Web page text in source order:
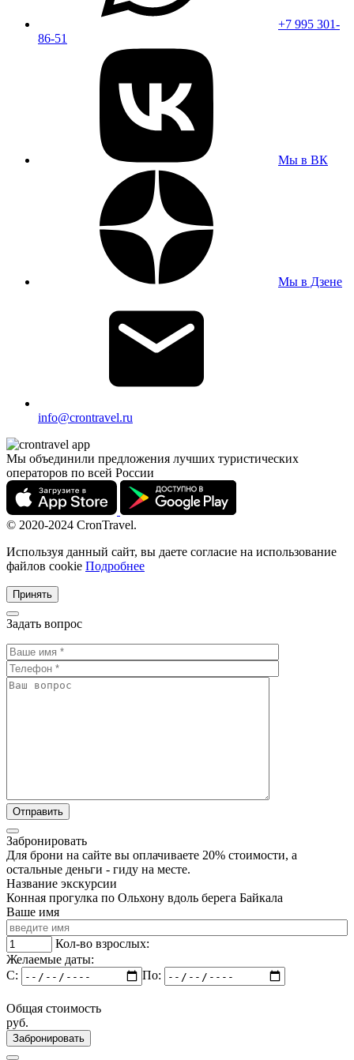
+7 995 301-
86-51
Мы в ВК
Мы в Дзене
info@crontravel.ru
Мы объединили предложения лучших туристических
операторов по всей России
© 2020-2024 CronTravel.
Используя данный сайт, вы даете согласие на использование
файлов cookie Подробнее
Принять
Задать вопрос
Забронировать
Для брони на сайте вы оплачиваете 20% стоимости, а
остальные деньги - гиду на месте.
Название экскурсии
Конная прогулка по Ольхону вдоль берега Байкала
Ваше имя
Кол-во взрослых:
Желаемые даты:
C:
По:
Общая стоимость
руб.
Забронировать